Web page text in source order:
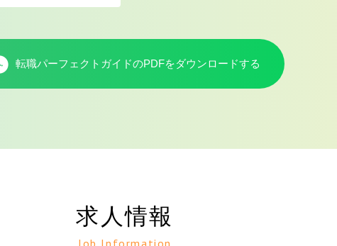
転職パーフェクトガイドのPDFをダウンロードする
求人情報
Job Information